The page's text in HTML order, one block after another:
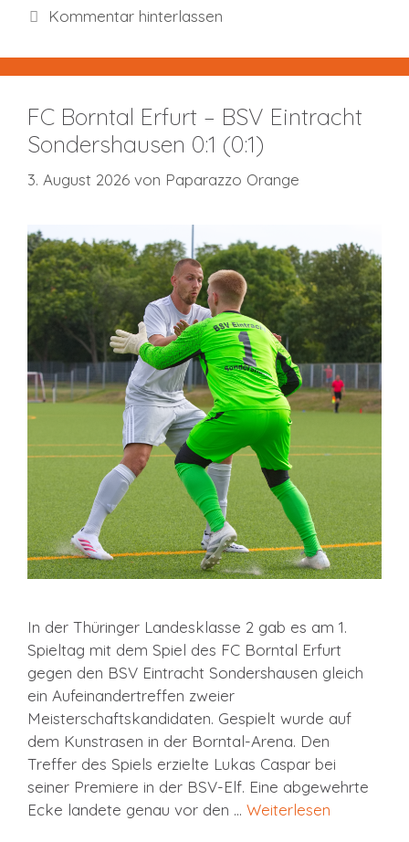
Kommentar hinterlassen
FC Borntal Erfurt – BSV Eintracht
Sondershausen 0:1 (0:1)
3. August 2026 von Paparazzo Orange
In der Thüringer Landesklasse 2 gab es am 1.
Spieltag mit dem Spiel des FC Borntal Erfurt
gegen den BSV Eintracht Sondershausen gleich
ein Aufeinandertreffen zweier
Meisterschaftskandidaten. Gespielt wurde auf
dem Kunstrasen in der Borntal-Arena. Den
Treffer des Spiels erzielte Lukas Caspar bei
seiner Premiere in der BSV-Elf. Eine abgewehrte
Ecke landete genau vor den … Weiterlesen